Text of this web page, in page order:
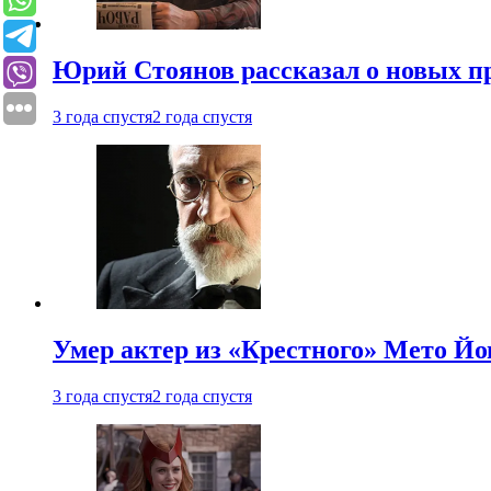
Юрий Стоянов рассказал о новых
3 года спустя2 года спустя
Умер актер из «Крестного» Мето
3 года спустя2 года спустя